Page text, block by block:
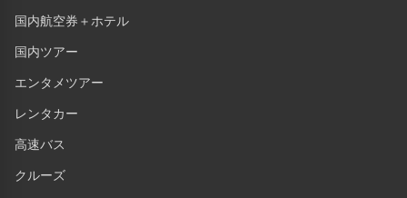
国内航空券＋ホテル
国内ツアー
エンタメツアー
レンタカー
高速バス
クルーズ